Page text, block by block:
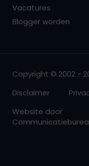
Vacatures
Blogger worden
Copyright © 2002 -
Disclaimer
Website door